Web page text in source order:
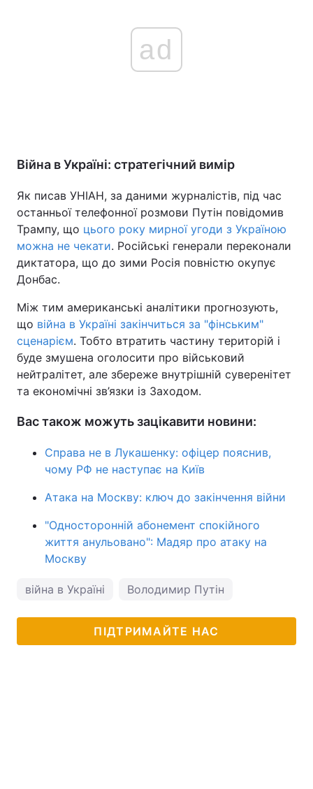
ad
Війна в Україні: стратегічний вимір
Як писав УНІАН, за даними журналістів, під час
останньої телефонної розмови Путін повідомив
Трампу, що цього року мирної угоди з Україною
можна не чекати. Російські генерали переконали
диктатора, що до зими Росія повністю окупує
Донбас.
Між тим американські аналітики прогнозують,
що війна в Україні закінчиться за "фінським"
сценарієм. Тобто втратить частину територій і
буде змушена оголосити про військовий
нейтралітет, але збереже внутрішній суверенітет
та економічні зв’язки із Заходом.
Вас також можуть зацікавити новини:
Справа не в Лукашенку: офіцер пояснив,
чому РФ не наступає на Київ
Атака на Москву: ключ до закінчення війни
"Односторонній абонемент спокійного
життя анульовано": Мадяр про атаку на
Москву
війна в Україні Володимир Путін
ПІДТРИМАЙТЕ НАС